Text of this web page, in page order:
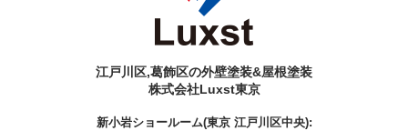
江戸川区,葛飾区の外壁塗装&屋根塗装
株式会社Luxst東京
新小岩ショールーム(東京 江戸川区中央):